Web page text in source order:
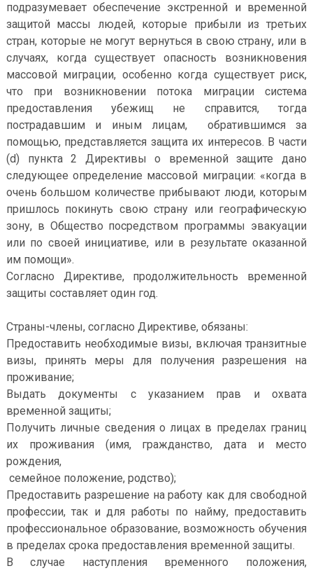
подразумевает обеспечение экстренной и временной
защитой массы людей, которые прибыли из третьих
стран, которые не могут вернуться в свою страну, или в
случаях, когда существует опасность возникновения
массовой миграции, особенно когда существует риск,
что при возникновении потока миграции система
предоставления убежищ не справится, тогда
пострадавшим и иным лицам, обратившимся за
помощью, представляется защита их интересов. В части
(d) пункта 2 Директивы о временной защите дано
следующее определение массовой миграции: «когда в
очень большом количестве прибывают люди, которым
пришлось покинуть свою страну или географическую
зону, в Общество посредством программы эвакуации
или по своей инициативе, или в результате оказанной
им помощи».
Согласно Директиве, продолжительность временной
защиты составляет один год.
Страны-члены, согласно Директиве, обязаны:
Предоставить необходимые визы, включая транзитные
визы, принять меры для получения разрешения на
проживание;
Выдать документы с указанием прав и охвата
временной защиты;
Получить личные сведения о лицах в пределах границ
их проживания (имя, гражданство, дата и место
рождения,
семейное положение, родство);
Предоставить разрешение на работу как для свободной
профессии, так и для работы по найму, предоставить
профессиональное образование, возможность обучения
в пределах срока предоставления временной защиты.
В случае наступления временного положения,